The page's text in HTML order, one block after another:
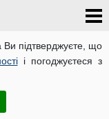
підтверджуєте, що
і погоджуєтеся з
яєць
для здоров'я